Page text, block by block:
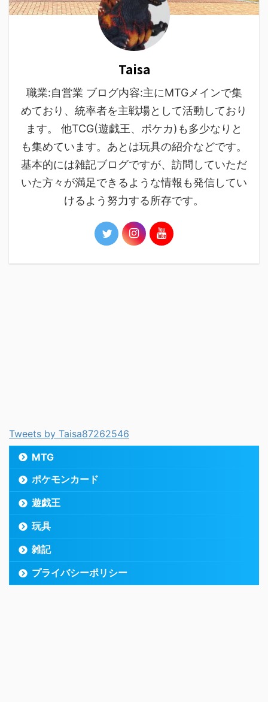
Taisa
職業:自営業 ブログ内容:主にMTGメインで集
めており、統率者を主戦場として活動しており
ます。 他TCG(遊戯王、ポケカ)も多少なりと
も集めています。あとは玩具の紹介などです。
基本的には雑記ブログですが、訪問していただ
いた方々が満足できるような情報も発信してい
けるよう努力する所存です。
Tweets by Taisa87262546
MTG
ポケモンカード
遊戯王
玩具
雑記
プライバシーポリシー